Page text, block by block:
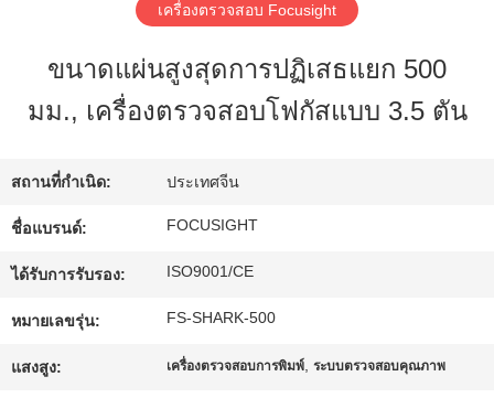
ทัวร์
ควบคุม
คุณภาพ
ติดต่อ
เครื่องตรวจสอบ Focusight
ขนาดแผ่นสูงสุดการปฏิเสธแยก 500
มม., เครื่องตรวจสอบโฟกัสแบบ 3.5 ตัน
สถานที่กำเนิด: ประเทศจีน
ชื่อแบรนด์: FOCUSIGHT
ได้รับการรับรอง: ISO9001/CE
หมายเลขรุ่น: FS-SHARK-500
แสงสูง: เครื่องตรวจสอบการพิมพ์,ระบบตรวจสอบคุณภาพ